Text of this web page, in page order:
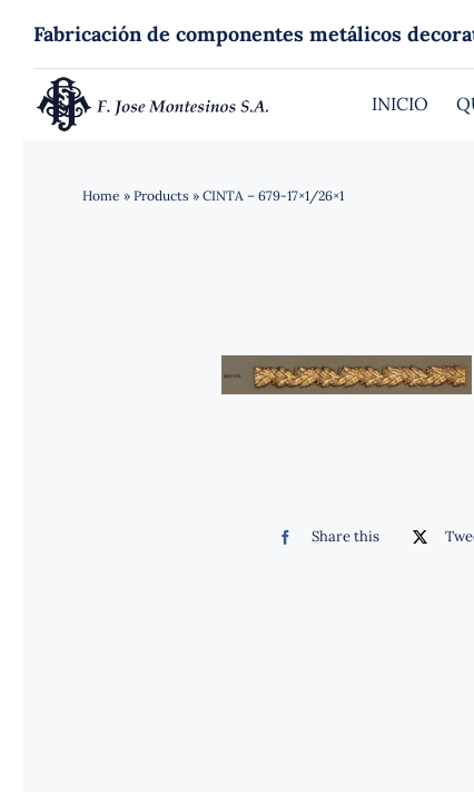
contenido
Fabricación de componentes metálicos
INICIO
Home » Products » CINTA – 679-17×1/26×1
Share this